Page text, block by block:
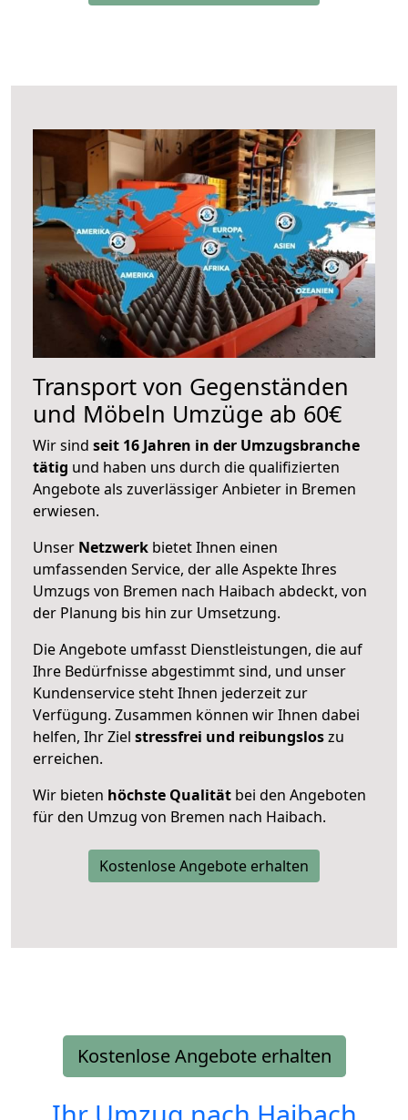
Transport von Gegenständen
und Möbeln Umzüge ab 60€
Wir sind seit 16 Jahren in der Umzugsbranche
tätig und haben uns durch die qualifizierten
Angebote als zuverlässiger Anbieter in Bremen
erwiesen.
Unser Netzwerk bietet Ihnen einen
umfassenden Service, der alle Aspekte Ihres
Umzugs von Bremen nach Haibach abdeckt, von
der Planung bis hin zur Umsetzung.
Die Angebote umfasst Dienstleistungen, die auf
Ihre Bedürfnisse abgestimmt sind, und unser
Kundenservice steht Ihnen jederzeit zur
Verfügung. Zusammen können wir Ihnen dabei
helfen, Ihr Ziel stressfrei und reibungsloszu
erreichen.
Wir bieten höchste Qualität bei den Angeboten
für den Umzug von Bremen nach Haibach.
Kostenlose Angebote erhalten
Kostenlose Angebote erhalten